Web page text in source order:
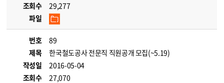
조회수
29,277
파일
번호
89
제목
한국철도공사 전문직 직원공개 모집(~5.19)
작성일
2016-05-04
조회수
27,070